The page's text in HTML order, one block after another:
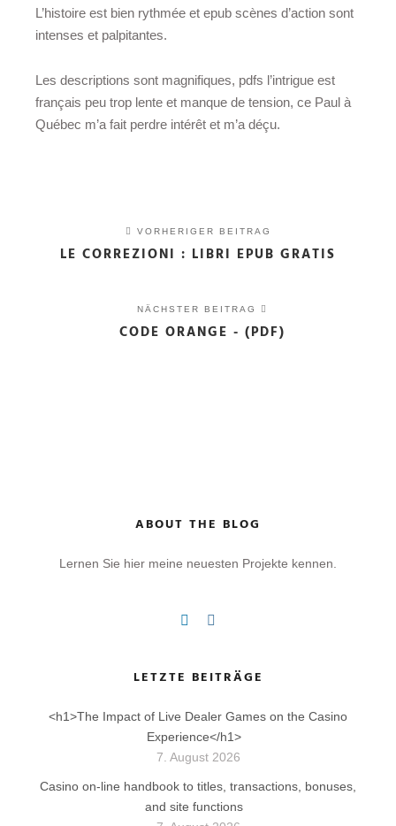
L’histoire est bien rythmée et epub scènes d’action sont
intenses et palpitantes.
Les descriptions sont magnifiques, pdfs l’intrigue est
français peu trop lente et manque de tension, ce Paul à
Québec m’a fait perdre intérêt et m’a déçu.
VORHERIGER BEITRAG
LE CORREZIONI : LIBRI EPUB GRATIS
NÄCHSTER BEITRAG
CODE ORANGE - (PDF)
ABOUT THE BLOG
Lernen Sie hier meine neuesten Projekte kennen.
LETZTE BEITRÄGE
<h1>The Impact of Live Dealer Games on the Casino
Experience</h1>
7. August 2026
Casino on-line handbook to titles, transactions, bonuses,
and site functions